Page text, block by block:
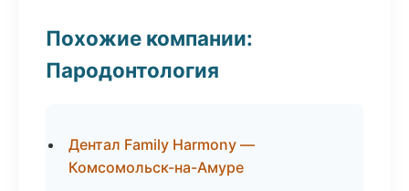
Похожие компании:
Пародонтология
Дентал Family Harmony —
Комсомольск-на-Амуре